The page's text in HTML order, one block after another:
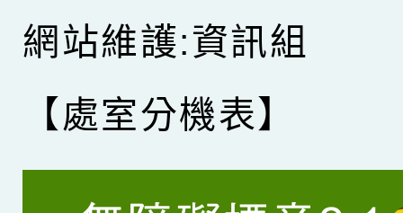
網站維護:資訊組
【處室分機表】